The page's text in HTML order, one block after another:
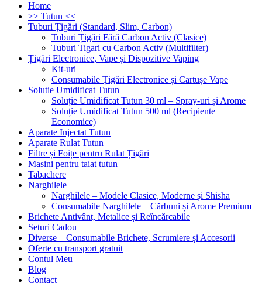
Home
>> Tutun <<
Tuburi Țigări (Standard, Slim, Carbon)
Tuburi Țigări Fără Carbon Activ (Clasice)
Tuburi Tigari cu Carbon Activ (Multifilter)
Țigări Electronice, Vape și Dispozitive Vaping
Kit-uri
Consumabile Țigări Electronice și Cartușe Vape
Solutie Umidificat Tutun
Soluție Umidificat Tutun 30 ml – Spray-uri și Arome
Soluție Umidificat Tutun 500 ml (Recipiente
Economice)
Aparate Injectat Tutun
Aparate Rulat Tutun
Filtre și Foițe pentru Rulat Țigări
Masini pentru taiat tutun
Tabachere
Narghilele
Narghilele – Modele Clasice, Moderne și Shisha
Consumabile Narghilele – Cărbuni și Arome Premium
Brichete Antivânt, Metalice și Reîncărcabile
Seturi Cadou
Diverse – Consumabile Brichete, Scrumiere și Accesorii
Oferte cu transport gratuit
Contul Meu
Blog
Contact